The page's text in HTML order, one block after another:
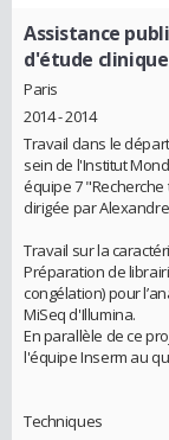
Assistance
d'étude clinique
Paris
2014 - 2014
Travail dans le
sein de l'Institut
équipe 7
dirigée par Alexandre
Travail sur la
Préparation de
congélation) pour
MiSeq d'Illumina.
En parallèle de ce
l'équipe Inserm au
Techniques